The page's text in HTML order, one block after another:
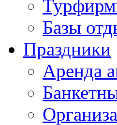
Базы
Праздники
Аренда